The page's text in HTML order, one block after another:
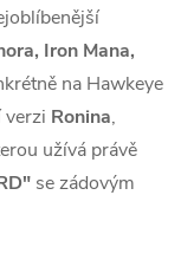
Iron Mana,
na Hawkeye
verzi Ronina,
užívá právě
se zádovým